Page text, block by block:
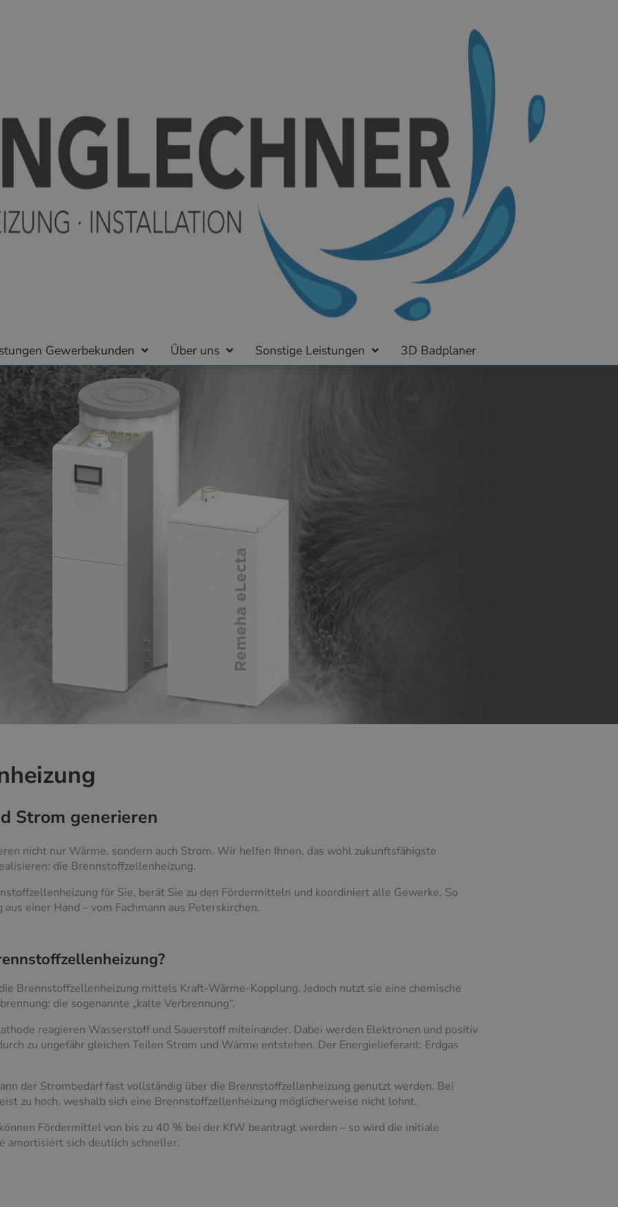
Gewerbekunden Über uns Sonstige Leistungen 3D Badplaner
Strom generieren
nicht nur Wärme, sondern auch Strom. Wir helfen Ihnen, das wohl zukunftsfähigste
die Brennstoffzellenheizung.
für Sie, berät Sie zu den Fördermitteln und koordiniert alle Gewerke. So
einer Hand – vom Fachmann aus Peterskirchen.
Brennstoffzellenheizung mittels Kraft-Wärme-Kopplung. Jedoch nutzt sie eine chemische
die sogenannte „kalte Verbrennung“.
reagieren Wasserstoff und Sauerstoff miteinander. Dabei werden Elektronen und positiv
zu ungefähr gleichen Teilen Strom und Wärme entstehen. Der Energielieferant: Erdgas
der Strombedarf fast vollständig über die Brennstoffzellenheizung genutzt werden. Bei
zu hoch, weshalb sich eine Brennstoffzellenheizung möglicherweise nicht lohnt.
Fördermittel von bis zu 40 % bei der KfW beantragt werden – so wird die initiale
amortisiert sich deutlich schneller.